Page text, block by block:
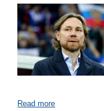
Read more